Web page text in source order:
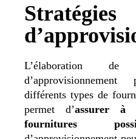
Stratégies
L’élaboration de
différents types de
permet d’assurer à
fournitures